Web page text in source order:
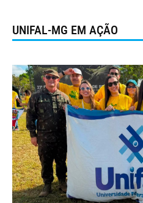
UNIFAL-MG EM AÇÃO